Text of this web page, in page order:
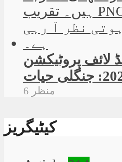
لائف پروٹیکشن
6 منظر
کیٹیگریز